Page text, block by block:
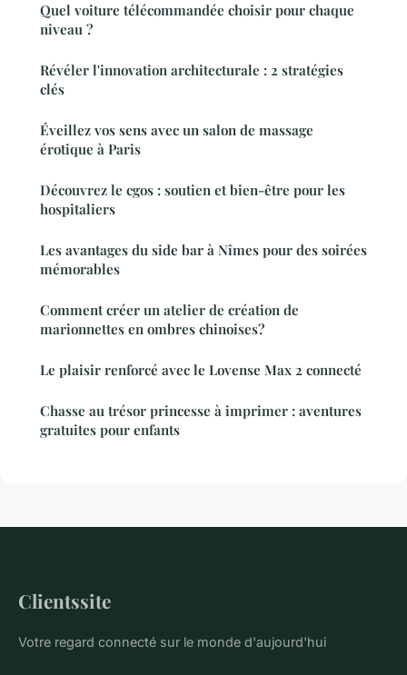
Quel voiture télécommandée choisir pour chaque
niveau ?
Révéler l'innovation architecturale : 2 stratégies
clés
Éveillez vos sens avec un salon de massage
érotique à Paris
Découvrez le cgos : soutien et bien-être pour les
hospitaliers
Les avantages du side bar à Nîmes pour des soirées
mémorables
Comment créer un atelier de création de
marionnettes en ombres chinoises?
Le plaisir renforcé avec le Lovense Max 2 connecté
Chasse au trésor princesse à imprimer : aventures
gratuites pour enfants
Clientssite
Votre regard connecté sur le monde d'aujourd'hui